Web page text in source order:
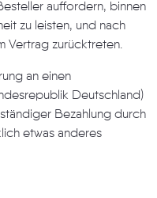
auffordern, binnen
zu leisten, und nach
Vertrag zurücktreten.
an einen
Deutschland)
Bezahlung durch
etwas anderes